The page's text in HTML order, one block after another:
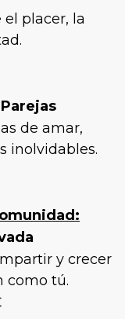
placer, la
de amar,
inolvidables.
y crecer
como tú.